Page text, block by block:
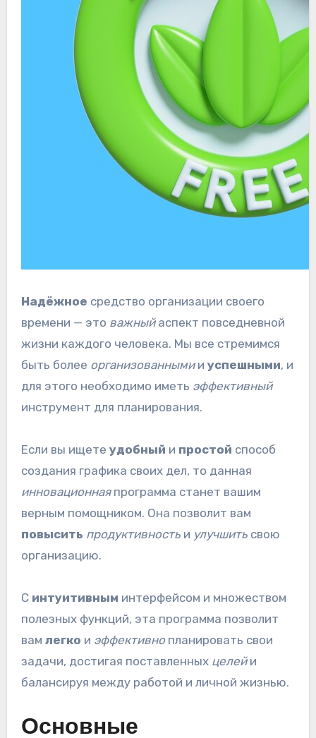
Надёжное средство организации своего
времени — это важныйаспект повседневной
жизни каждого человека. Мы все стремимся
быть более организованнымии успешными, и
для этого необходимо иметь эффективный
инструмент для планирования.
Если вы ищете удобный и простой способ
создания графика своих дел, то данная
инновационнаяпрограмма станет вашим
верным помощником. Она позволит вам
повысить продуктивностьи улучшитьсвою
организацию.
С интуитивным интерфейсом и множеством
полезных функций, эта программа позволит
вам легко и эффективнопланировать свои
задачи, достигая поставленных целейи
балансируя между работой и личной жизнью.
Основные